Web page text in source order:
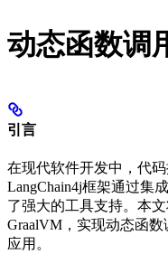
动态函数调
引言
在现代软件开发中，代
LangChain4j框架通过集
了强大的工具支持。本
GraalVM，实现动态函
应用。